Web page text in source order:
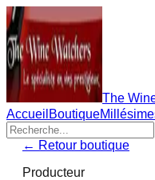
The
Accueil Boutique
← Retour boutique
Producteur